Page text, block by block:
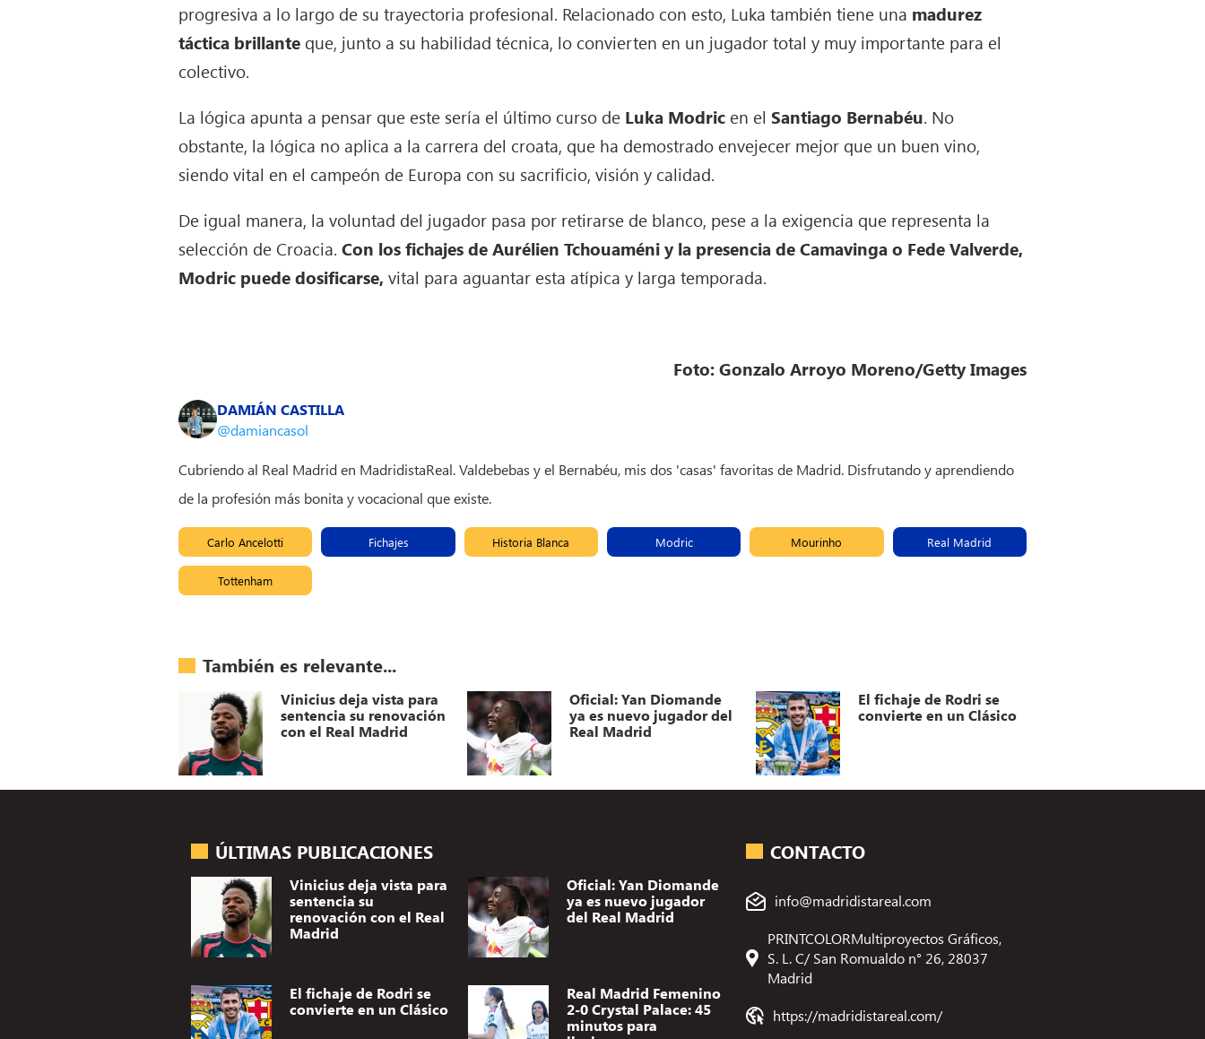
progresiva a lo largo de su trayectoria profesional. Relacionado con esto, Luka también tiene una madurez
táctica brillante que, junto a su habilidad técnica, lo convierten en un jugador total y muy importante para el
colectivo.
La lógica apunta a pensar que este sería el último curso de Luka Modric en el Santiago Bernabéu. No
obstante, la lógica no aplica a la carrera del croata, que ha demostrado envejecer mejor que un buen vino,
siendo vital en el campeón de Europa con su sacrificio, visión y calidad.
De igual manera, la voluntad del jugador pasa por retirarse de blanco, pese a la exigencia que representa la
selección de Croacia.Con los fichajes de Aurélien Tchouaméni y la presencia de Camavinga o Fede Valverde,
Modric puede dosificarse, vital para aguantar esta atípica y larga temporada.
Foto: Gonzalo Arroyo Moreno/Getty Images
DAMIÁN CASTILLA
@damiancasol
Cubriendo al Real Madrid en MadridistaReal. Valdebebas y el Bernabéu, mis dos 'casas' favoritas de Madrid. Disfrutando y aprendiendo
de la profesión más bonita y vocacional que existe.
Carlo Ancelotti Fichajes Historia Blanca Modric Mourinho Real Madrid
Tottenham
También es relevante...
Vinicius deja vista para
sentencia su renovación
con el Real Madrid
Oficial: Yan Diomande
ya es nuevo jugador del
Real Madrid
El fichaje de Rodri se
convierte en un Clásico
ÚLTIMAS PUBLICACIONES
Vinicius deja vista para
sentencia su
renovación con el Real
Madrid
Oficial: Yan Diomande
ya es nuevo jugador
del Real Madrid
El fichaje de Rodri se
convierte en un Clásico
Real Madrid Femenino
2-0 Crystal Palace: 45
minutos para
CONTACTO
info@madridistareal.com
PRINTCOLORMultiproyectos Gráficos,
S. L. C/ San Romualdo n° 26, 28037
Madrid
https://madridistareal.com/